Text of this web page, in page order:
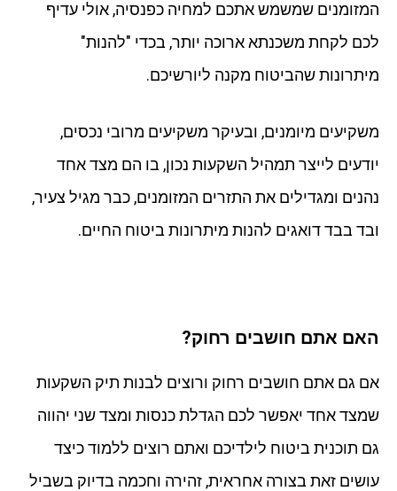
המזומנים שמשמש אתכם למחיה כפנסיה, אולי עדיף
לכם לקחת משכנתא ארוכה יותר, בכדי "להנות"
מיתרונות שהביטוח מקנה ליורשיכם.
משקיעים מיומנים, ובעיקר משקיעים מרובי נכסים,
יודעים לייצר תמהיל השקעות נכון, בו הם מצד אחד
נהנים ומגדילים את התזרים המזומנים, כבר מגיל צעיר,
ובד בבד דואגים להנות מיתרונות ביטוח החיים.
האם אתם חושבים רחוק?
אם גם אתם חושבים רחוק ורוצים לבנות תיק השקעות
שמצד אחד יאפשר לכם הגדלת כנסות ומצד שני יהווה
גם תוכנית ביטוח לילדיכם ואתם רוצים ללמוד כיצד
עושים זאת בצורה אחראית, זהירה וחכמה בדיוק בשביל